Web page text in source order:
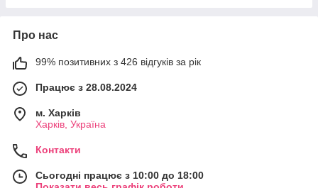
Про нас
99% позитивних з 426 відгуків за рік
Працює з 28.08.2024
м. Харків
Харків, Україна
Контакти
Сьогодні працює з 10:00 до 18:00